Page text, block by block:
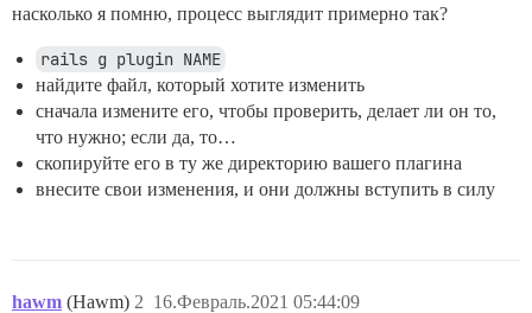
насколько я помню, процесс выглядит примерно так?
rails g plugin NAME
найдите файл, который хотите изменить
сначала измените его, чтобы проверить, делает ли он то,
что нужно; если да, то…
скопируйте его в ту же директорию вашего плагина
внесите свои изменения, и они должны вступить в силу
hawm (Hawm) 16.Февраль.2021 05:44:09
2